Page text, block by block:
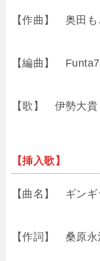
【作曲】 奥田も
【編曲】 Funta7
【歌】 伊勢大貴
【挿入歌】
【曲名】 ギンギ
【作詞】 桑原永